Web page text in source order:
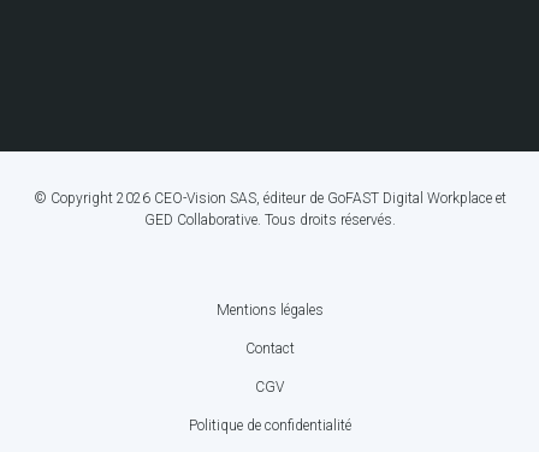
© Copyright 2026 CEO-Vision SAS, éditeur de GoFAST Digital Workplace et
GED Collaborative. Tous droits réservés.
Mentions légales
Contact
CGV
Politique de confidentialité